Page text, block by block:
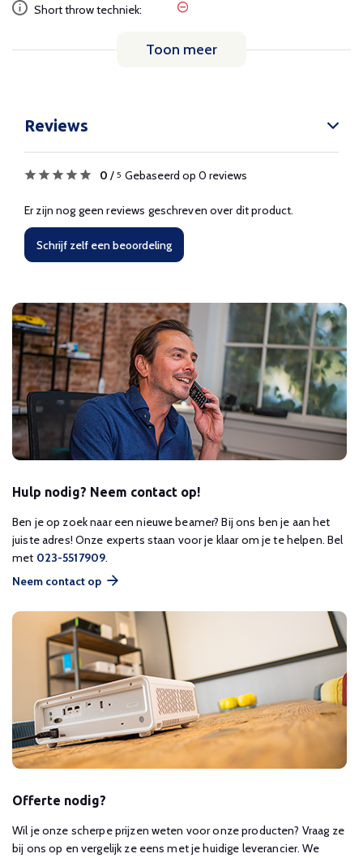
Short throw techniek:
Toon meer
Reviews
0 / 5 Gebaseerd op 0 reviews
Er zijn nog geen reviews geschreven over dit product.
Schrijf zelf een beoordeling
Hulp nodig? Neem contact op!
Ben je op zoek naar een nieuwe beamer? Bij ons ben je aan het
juiste adres! Onze experts staan voor je klaar om je te helpen. Bel
met 023-5517909.
Neem contact op
Offerte nodig?
Wil je onze scherpe prijzen weten voor onze producten? Vraag ze
bij ons op en vergelijk ze eens met je huidige leverancier. We